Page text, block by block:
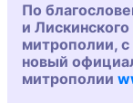
По
и
митрополии, с
новый
митрополии